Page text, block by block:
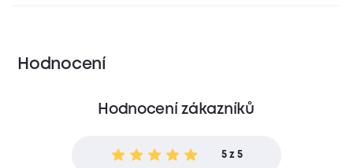
Hodnocení
Hodnocení zákazníků
5 z 5